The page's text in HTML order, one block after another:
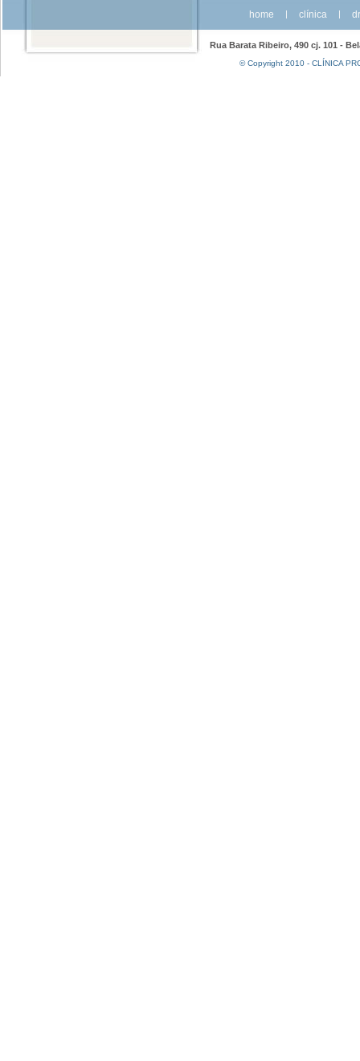
home | clínica |
Rua Barata Ribeiro, 490 cj. 101 -
© Copyright 2010 - CLÍNICA